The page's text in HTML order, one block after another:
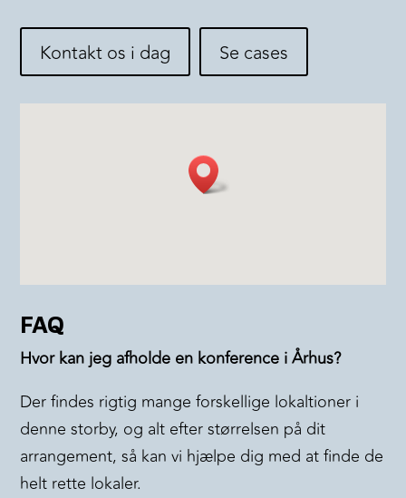
Kontakt os i dag Se cases
FAQ
Hvor kan jeg afholde en konference i Århus?
Der findes rigtig mange forskellige lokaltioner i
denne storby, og alt efter størrelsen på dit
arrangement, så kan vi hjælpe dig med at finde de
helt rette lokaler.